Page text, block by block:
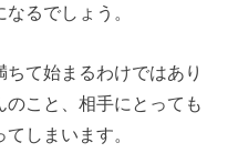
るでしょう。
て始まるわけではあり
のこと、相手にとっても
しまいます。